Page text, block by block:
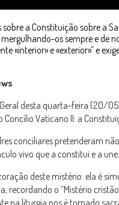
a Constituição sobre a
os sempre e de
«interior» e «exterior»” e
desta quarta-feira (20/
Vaticano II: a
conciliares pretenderam
vivo que a constitui e a
deste mistério: ela é
recordando o “Mistério